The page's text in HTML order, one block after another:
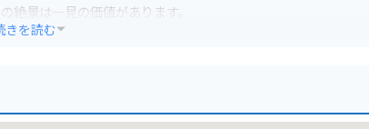
景は一見の価値があります。
。
きを読む